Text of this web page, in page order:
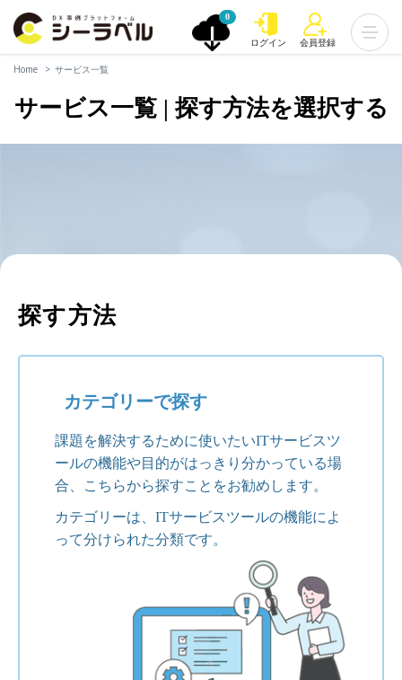
0
ログイン 会員登録
Home サービス一覧
サービス一覧 | 探す方法を選択する
探す方法
カテゴリーで探す
課題を解決するために使いたいITサービスツ
ールの機能や目的がはっきり分かっている場
合、こちらから探すことをお勧めします。
カテゴリーは、ITサービスツールの機能によ
って分けられた分類です。